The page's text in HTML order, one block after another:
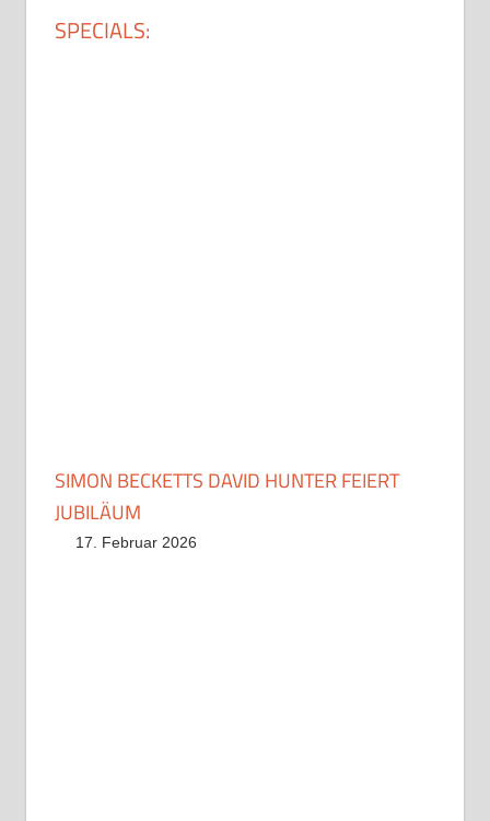
SPECIALS:
SIMON BECKETTS DAVID HUNTER FEIERT
JUBILÄUM
17. Februar 2026